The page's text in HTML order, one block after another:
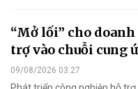
“Mở lối” cho
trợ vào chuỗi cung
09/08/2026 03:27